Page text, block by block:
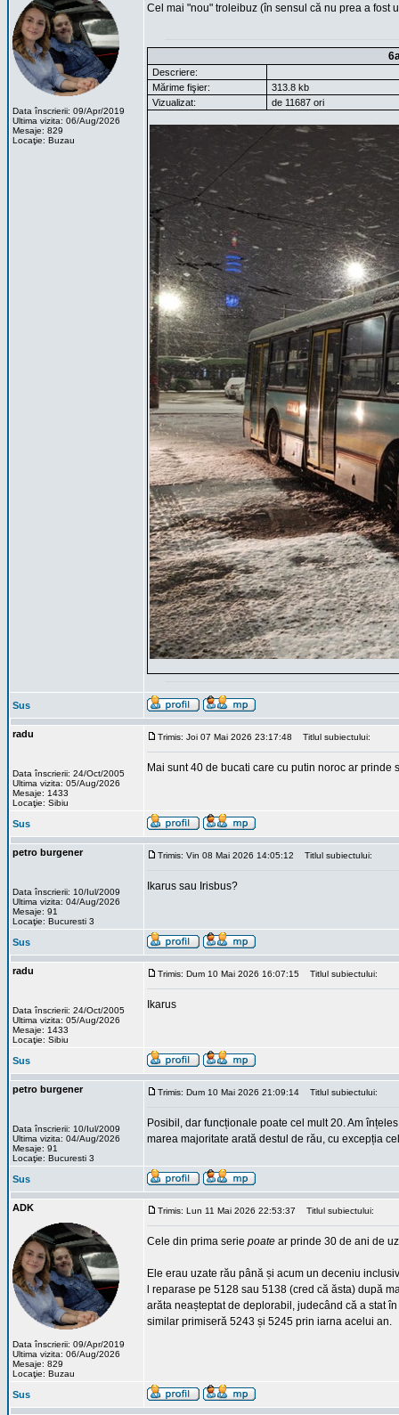
Data înscrierii: 09/Apr/2019
Ultima vizita: 06/Aug/2026
Mesaje: 829
Locaţie: Buzau
Cel mai "nou" troleibuz (în sensul că nu prea a fost
Descriere:
Mărime fişier:
313.8 kb
Vizualizat:
de 11687 ori
Sus
radu
Data înscrierii: 24/Oct/2005
Ultima vizita: 05/Aug/2026
Mesaje: 1433
Locaţie: Sibiu
Trimis: Joi 07 Mai 2026 23:17:48 Titlul subiectului:
Mai sunt 40 de bucati care cu putin noroc ar prinde
Sus
petro burgener
Data înscrierii: 10/Iul/2009
Ultima vizita: 04/Aug/2026
Mesaje: 91
Locaţie: Bucuresti 3
Trimis: Vin 08 Mai 2026 14:05:12 Titlul subiectului:
Ikarus sau Irisbus?
Sus
radu
Data înscrierii: 24/Oct/2005
Ultima vizita: 05/Aug/2026
Mesaje: 1433
Locaţie: Sibiu
Trimis: Dum 10 Mai 2026 16:07:15 Titlul subiectului:
Ikarus
Sus
petro burgener
Data înscrierii: 10/Iul/2009
Ultima vizita: 04/Aug/2026
Mesaje: 91
Locaţie: Bucuresti 3
Trimis: Dum 10 Mai 2026 21:09:14 Titlul subiectului:
Posibil, dar funcționale poate cel mult 20. Am
marea majoritate arată destul de rău, cu excepția
Sus
ADK
Data înscrierii: 09/Apr/2019
Ultima vizita: 06/Aug/2026
Mesaje: 829
Locaţie: Buzau
Trimis: Lun 11 Mai 2026 22:53:37 Titlul subiectului:
Cele din prima serie poate ar prinde 30 de ani de
Ele erau uzate rău până și acum un deceniu
l reparase pe 5128 sau 5138 (cred că ăsta) după
arăta neașteptat de deplorabil, judecând că a stat
similar primiseră 5243 și 5245 prin iarna acelui an.
Sus